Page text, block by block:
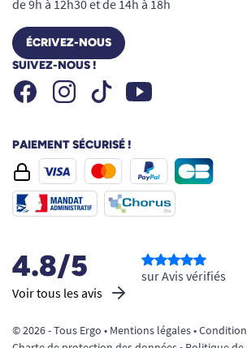
de 9h à 12h30 et de 14h à 18h
ÉCRIVEZ-NOUS
SUIVEZ-NOUS !
FacebookInstagramTiktok Youtube
PAIEMENT SÉCURISÉ !
4.8/5
Voir tous les avis
sur Avis vérifiés
© 2026 - Tous Ergo • Mentions légales•